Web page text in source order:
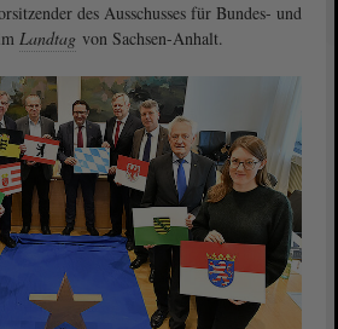
des Ausschusses für Bundes- und
Landtag von Sachsen-Anhalt.